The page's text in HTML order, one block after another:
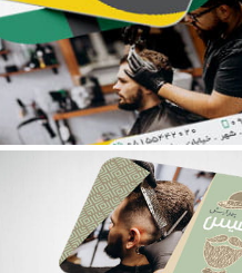
کارت ویزیت سلمانی آقایان
79,000 تومان